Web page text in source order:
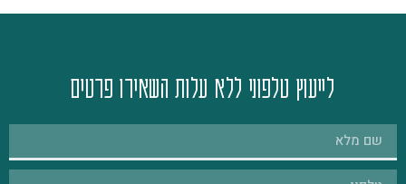
לייעוץ טלפוני ללא עלות השאירו פרטים